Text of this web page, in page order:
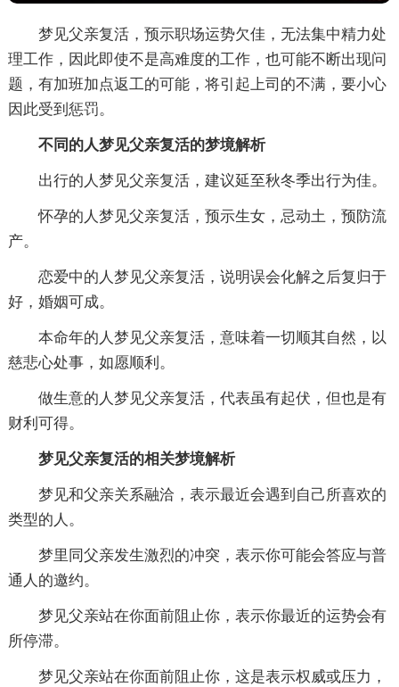
梦见父亲复活，预示职场运势欠佳，无法集中精力处
理工作，因此即使不是高难度的工作，也可能不断出现问
题，有加班加点返工的可能，将引起上司的不满，要小心
因此受到惩罚。
不同的人梦见父亲复活的梦境解析
出行的人梦见父亲复活，建议延至秋冬季出行为佳。
怀孕的人梦见父亲复活，预示生女，忌动土，预防流
产。
恋爱中的人梦见父亲复活，说明误会化解之后复归于
好，婚姻可成。
本命年的人梦见父亲复活，意味着一切顺其自然，以
慈悲心处事，如愿顺利。
做生意的人梦见父亲复活，代表虽有起伏，但也是有
财利可得。
梦见父亲复活的相关梦境解析
梦见和父亲关系融洽，表示最近会遇到自己所喜欢的
类型的人。
梦里同父亲发生激烈的冲突，表示你可能会答应与普
通人的邀约。
梦见父亲站在你面前阻止你，表示你最近的运势会有
所停滞。
梦见父亲站在你面前阻止你，这是表示权威或压力，